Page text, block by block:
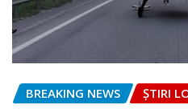
BREAKING NEWS ȘTIRI